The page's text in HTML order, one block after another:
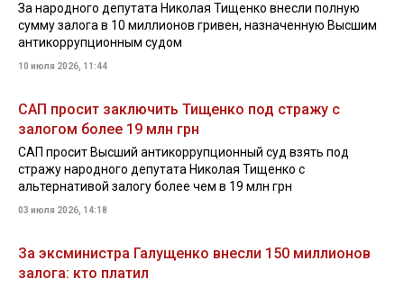
За народного депутата Николая Тищенко внесли полную
сумму залога в 10 миллионов гривен, назначенную Высшим
антикоррупционным судом
10 июля 2026, 11:44
САП просит заключить Тищенко под стражу с
залогом более 19 млн грн
САП просит Высший антикоррупционный суд взять под
стражу народного депутата Николая Тищенко с
альтернативой залогу более чем в 19 млн грн
03 июля 2026, 14:18
За эксминистра Галущенко внесли 150 миллионов
залога: кто платил